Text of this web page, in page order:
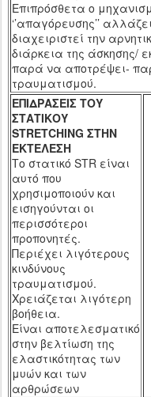
Επιπρόσθετα ο
‘’απαγόρευσης’’
διαχειριστεί την
διάρκεια της άσκησης/
παρά να αποτρέψει-
τραυματισμού.
ΕΠΙΔΡΑΣΕΙΣ ΤΟΥ
ΣΤΑΤΙΚΟΥ
STRETCHING ΣΤΗΝ
ΕΚΤΕΛΕΣΗ
Το στατικό STR είναι
αυτό που
χρησιμοποιούν και
εισηγούνται οι
περισσότεροι
προπονητές.
Περιέχει λιγότερους
κινδύνους
τραυματισμού.
Χρειάζεται λιγότερη
βοήθεια.
Είναι αποτελεσματικό
στην βελτίωση της
ελαστικότητας των
μυών και των
αρθρώσεων